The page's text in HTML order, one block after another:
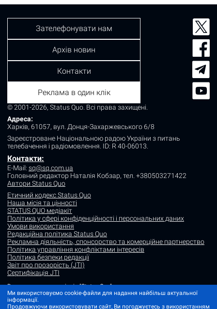
© 2001-2026, Status Quo. Всі права захищені.
Адреса:
Харків, 61057, вул. Донця-Захаржевського 6/8
Зареєстроване Національною радою України з питань
телебачення і радіомовлення. ID: R 40-06013.
Контакти:
E-Mail: sq@sq.com.ua
Головний редактор Наталія Кобзар, тел. +380503271422
Автори Status Quo
Етичний кодекс Status Quo
Наша місія та цінності
STATUS QUO медіакіт
Політика у сфері конфіденційності і персональних даних
Умови використання
Редакційна політика Status Quo
Рекламна діяльність, спонсорство та комерційне партнерство
Політика управління конфліктами інтересів
Політика безпеки редакції
Звіт про прозорість (JTI)
Сертифікація JTI
Зателефонувати нам
Архів новин
Контакти
Реклама в один клік
Використання матеріалів "Status Quo" дозволяється за умови
посилання (для інтернет-видань - гіперпосилання) на "Status quo".
Матеріали в рубриках "Новини партнерів" і "Прес-релізи" розміщуються
на правах реклами або в рамках некомерційного партнерства.
Ми використовуємо cookie-файли для надання найбільш актуальної
інформації.
Продовжуючи використовувати сайт, Ви погоджуєтесь з використанням